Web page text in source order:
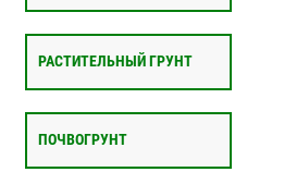
РАСТИТЕЛЬНЫЙ ГРУНТ
ПОЧВОГРУНТ